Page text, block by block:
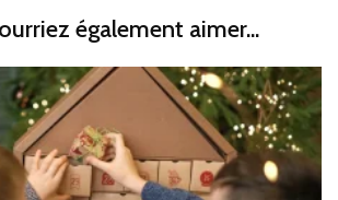
également aimer...